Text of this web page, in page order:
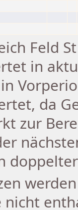
Feld
in
da
zur
nicht